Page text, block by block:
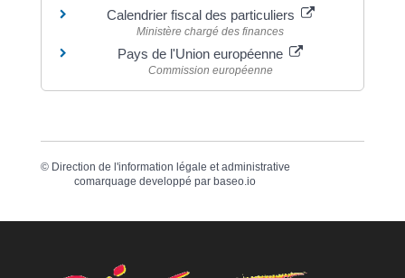
Calendrier fiscal des particuliers
Ministère chargé des finances
Pays de l'Union européenne
Commission européenne
© Direction de l'information légale et administrative
comarquage developpé par baseo.io